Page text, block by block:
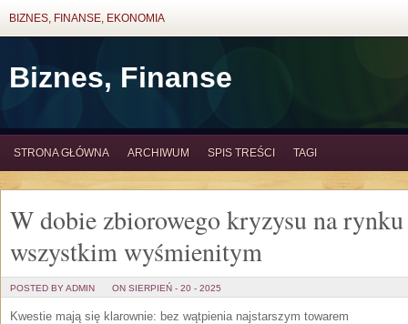
BIZNES, FINANSE, EKONOMIA
Biznes, Finanse
STRONA GŁÓWNA ARCHIWUM SPIS TREŚCI TAGI
W dobie zbiorowego kryzysu na rynku
wszystkim wyśmienitym
POSTED BY ADMIN ON SIERPIEŃ - 20 - 2025
Kwestie mają się klarownie: bez wątpienia najstarszym towarem